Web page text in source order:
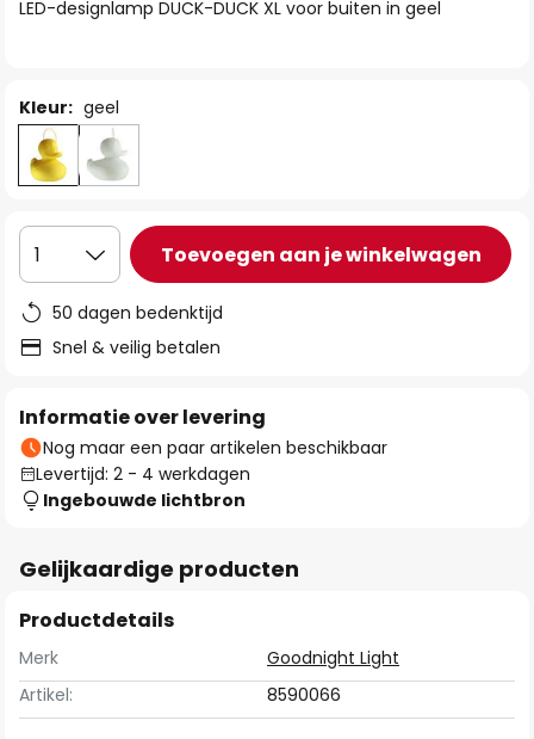
LED-designlamp DUCK-DUCK XL voor buiten in geel
Kleur: geel
1 Toevoegen aan je winkelwagen
50 dagen bedenktijd
Snel & veilig betalen
Informatie over levering
Nog maar een paar artikelen beschikbaar
Levertijd: 2 - 4 werkdagen
Ingebouwde lichtbron
Gelijkaardige producten
Productdetails
Merk
Goodnight Light
Artikel:
8590066